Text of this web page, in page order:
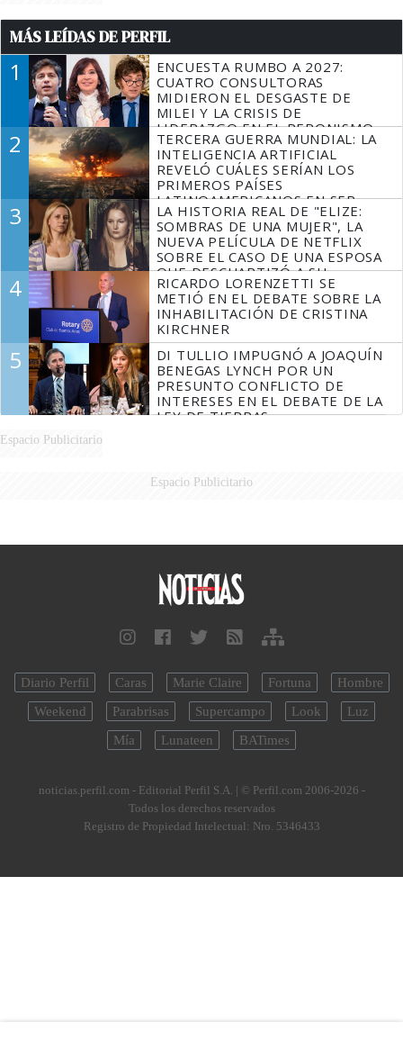
MÁS LEÍDAS DE PERFIL
1
ENCUESTA RUMBO A 2027:
CUATRO CONSULTORAS
MIDIERON EL DESGASTE DE
MILEI Y LA CRISIS DE
LIDERAZGO EN EL PERONISMO
2
TERCERA GUERRA MUNDIAL: LA
INTELIGENCIA ARTIFICIAL
REVELÓ CUÁLES SERÍAN LOS
PRIMEROS PAÍSES
LATINOAMERICANOS EN SER
DERROTADOS
3
LA HISTORIA REAL DE "ELIZE:
SOMBRAS DE UNA MUJER", LA
NUEVA PELÍCULA DE NETFLIX
SOBRE EL CASO DE UNA ESPOSA
QUE DESCUARTIZÓ A SU
MARIDO
4
RICARDO LORENZETTI SE
METIÓ EN EL DEBATE SOBRE LA
INHABILITACIÓN DE CRISTINA
KIRCHNER
5
DI TULLIO IMPUGNÓ A JOAQUÍN
BENEGAS LYNCH POR UN
PRESUNTO CONFLICTO DE
INTERESES EN EL DEBATE DE LA
LEY DE TIERRAS
Espacio Publicitario
Espacio Publicitario
Diario Perfil Caras Marie Claire Fortuna
Hombre
Weekend
Parabrisas Supercampo Look
Luz
Mía
Lunateen BATimes
noticias.perfil.com - Editorial Perfil S.A. | © Perfil.com 2006-2026 -
Todos los derechos reservados
Registro de Propiedad Intelectual: Nro. 5346433